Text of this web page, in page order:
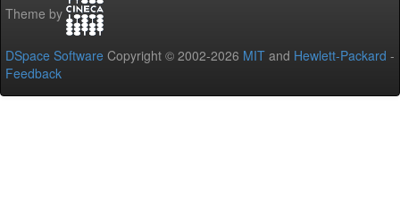
Theme by
DSpace Software Copyright © 2002-2026 MIT and Hewlett-Packard -
Feedback